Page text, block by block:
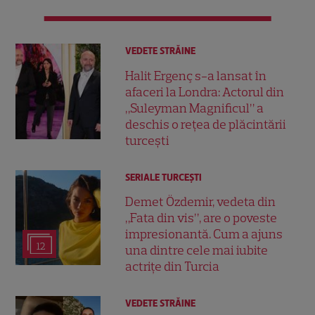
VEDETE STRĂINE
Halit Ergenç s-a lansat în
afaceri la Londra: Actorul din
„Suleyman Magnificul” a
deschis o rețea de plăcintării
turcești
12
SERIALE TURCEŞTI
Demet Özdemir, vedeta din
„Fata din vis”, are o poveste
impresionantă. Cum a ajuns
una dintre cele mai iubite
actrițe din Turcia
VEDETE STRĂINE